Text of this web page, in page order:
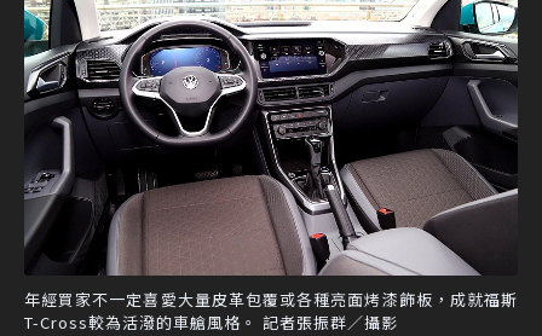
年經買家不一定喜愛大量皮革包覆或各種亮面烤漆飾板，成就福斯
T-Cross較為活潑的車艙風格。 記者張振群／攝影